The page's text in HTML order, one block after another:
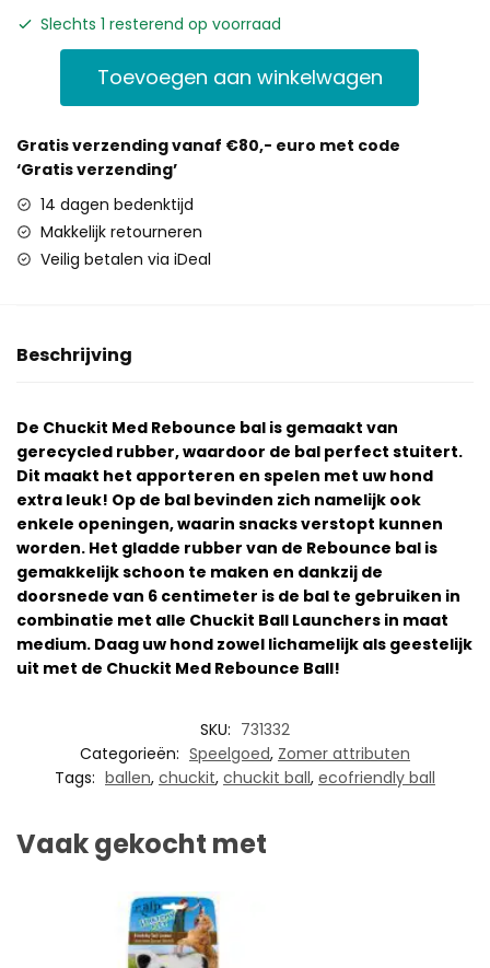
Slechts 1 resterend op voorraad
Toevoegen aan winkelwagen
Gratis verzending vanaf €80,- euro met code
‘Gratis verzending’
14 dagen bedenktijd
Makkelijk retourneren
Veilig betalen via iDeal
Beschrijving
De Chuckit Med Rebounce bal is gemaakt van
gerecycled rubber, waardoor de bal perfect stuitert.
Dit maakt het apporteren en spelen met uw hond
extra leuk! Op de bal bevinden zich namelijk ook
enkele openingen, waarin snacks verstopt kunnen
worden. Het gladde rubber van de Rebounce bal is
gemakkelijk schoon te maken en dankzij de
doorsnede van 6 centimeter is de bal te gebruiken in
combinatie met alle Chuckit Ball Launchers in maat
medium. Daag uw hond zowel lichamelijk als geestelijk
uit met de Chuckit Med Rebounce Ball!
SKU: 731332
Categorieën: Speelgoed, Zomer attributen
Tags: ballen, chuckit, chuckit ball, ecofriendly ball
Vaak gekocht met